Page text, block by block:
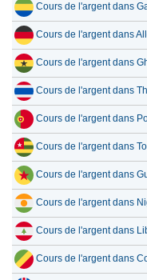
Cours de l'argent dans
Cours de l'argent dans
Cours de l'argent dans
Cours de l'argent dans
Cours de l'argent dans
Cours de l'argent dans
Cours de l'argent dans
Cours de l'argent dans
Cours de l'argent dans
Cours de l'argent dans